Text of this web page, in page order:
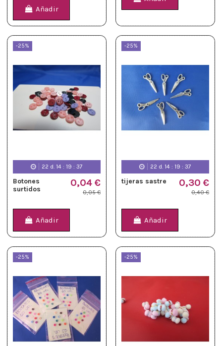
Añadir
-25%
22d. 14: 19: 36
Botones
surtidos
0,04 €
0,05 €
Añadir
-25%
22d. 14: 19: 36
tijeras sastre 0,30 €
0,40 €
Añadir
-25% -25%